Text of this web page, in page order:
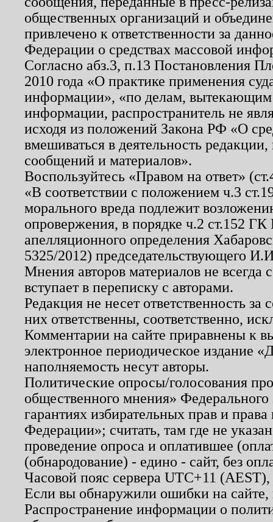
общественных организаций и
привлечено к ответственности за
Федерации о средствах массовой
Согласно абз.3, п.13 Постановления
2010 года «О практике применения
информации», «по делам, вытекающим
информации, распространитель не
исходя из положений Закона РФ «О
вмешиваться в деятельность
сообщений и материалов».
Воспользуйтесь «Правом на ответ»
«В соответствии с положением ч.3
морального вреда подлежит
опровержения, в порядке ч.2 ст.152
апелляционного определения
5325/2012) председательствующего
Мнения авторов материалов не
вступает в переписку с авторами.
Редакция не несет ответственность
них ответственны, соответственно,
Комментарии на сайте приравнены к
электронное периодическое издание
наполняемость несут авторы.
Политические опросы/голосования
общественного мнения»
гарантиях избирательных прав и
Федерации»; считать, там где не
проведение опроса и оплатившее
(обнародование) - едино - сайт, без
Часовой пояс сервера UTC+11
Если вы обнаружили ошибки на
Распространение информации о